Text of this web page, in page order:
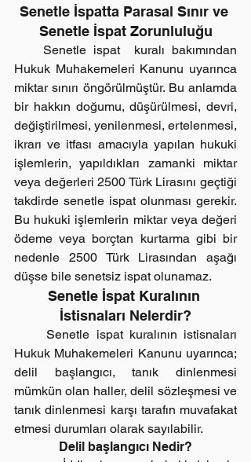
Senetle İspatta Parasal Sınır ve
Senetle İspat Zorunluluğu
Hukuk Muhakemeleri Kanunu uyarınca
miktar sınırı öngörülmüştür. Bu anlamda
bir hakkın doğumu, düşürülmesi, devri,
değiştirilmesi, yenilenmesi, ertelenmesi,
ikrarı ve itfası amacıyla yapılan hukuki
işlemlerin, yapıldıkları zamanki miktar
veya değerleri 2500 Türk Lirasını geçtiği
takdirde senetle ispat olunması gerekir.
Bu hukuki işlemlerin miktar veya değeri
ödeme veya borçtan kurtarma gibi bir
nedenle 2500 Türk Lirasından aşağı
düşse bile senetsiz ispat olunamaz.
Senetle İspat Kuralının
İstisnaları Nelerdir?
     Senetle ispat kuralının istisnaları
Hukuk Muhakemeleri Kanunu uyarınca;
delil başlangıcı, tanık dinlenmesi
mümkün olan haller, delil sözleşmesi ve
tanık dinlenmesi karşı tarafın muvafakat
etmesi durumları olarak sayılabilir.
Delil başlangıcı Nedir?